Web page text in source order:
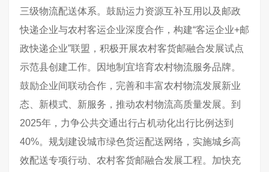
三级物流配送体系。鼓励运力资源互补互用以及邮政
快递企业与农村客运企业深度合作，构建“客运企业+邮
政快递企业”联盟，积极开展农村客货邮融合发展试点
示范县创建工作。因地制宜培育农村物流服务品牌。
鼓励企业间联动合作，完善和丰富农村物流发展新业
态、新模式、新服务，推动农村物流高质量发展。到
2025年，力争公共交通出行占机动化出行比例达到
40%。规划建设城市绿色货运配送网络，实施城乡高
效配送专项行动、农村客货邮融合发展工程。加快充